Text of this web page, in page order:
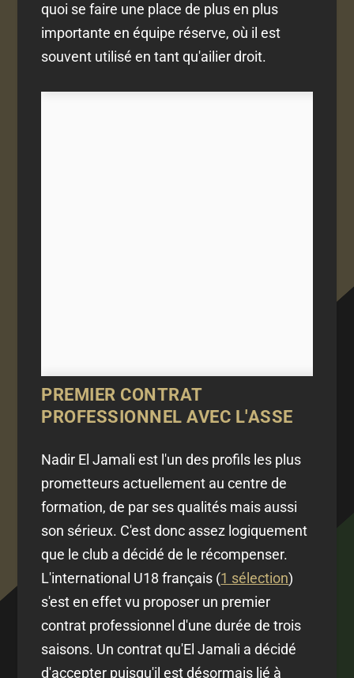
quoi se faire une place de plus en plus
importante en équipe réserve, où il est
souvent utilisé en tant qu'ailier droit.
PREMIER CONTRAT
PROFESSIONNEL AVEC L'ASSE
Nadir El Jamali est l'un des profils les plus
prometteurs actuellement au centre de
formation, de par ses qualités mais aussi
son sérieux. C'est donc assez logiquement
que le club a décidé de le récompenser.
L'international U18 français (1 sélection)
s'est en effet vu proposer un premier
contrat professionnel d'une durée de trois
saisons. Un contrat qu'El Jamali a décidé
d'accepter puisqu'il est désormais lié à